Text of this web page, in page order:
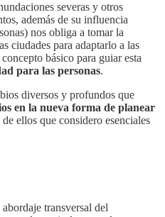
severas y otros
además de su influencia
nos obliga a tomar la
ciudades para adaptarlo a las
básico para guiar esta
para las personas.
diversos y profundos que
en la nueva forma de planear
ellos que considero esenciales
transversal del